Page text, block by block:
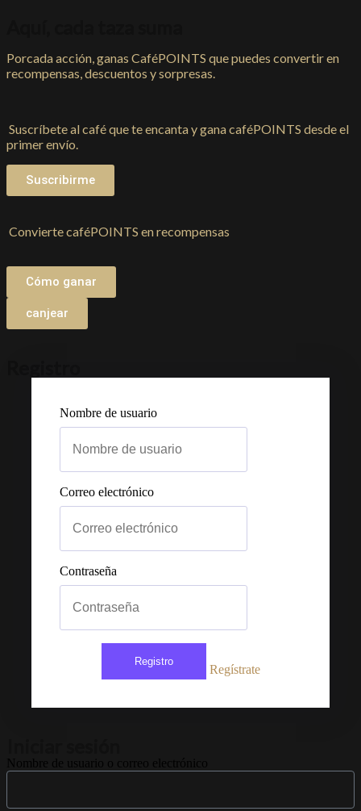
Porcada acción, ganas CaféPOINTS que puedes convertir en
recompensas, descuentos y sorpresas.
Suscríbete al café que te encanta y gana caféPOINTS desde el
primer envío.
Suscribirme
Convierte caféPOINTS en recompensas
Cómo ganar
canjear
Nombre de usuario
Correo electrónico
Contraseña
Registro
Regístrate